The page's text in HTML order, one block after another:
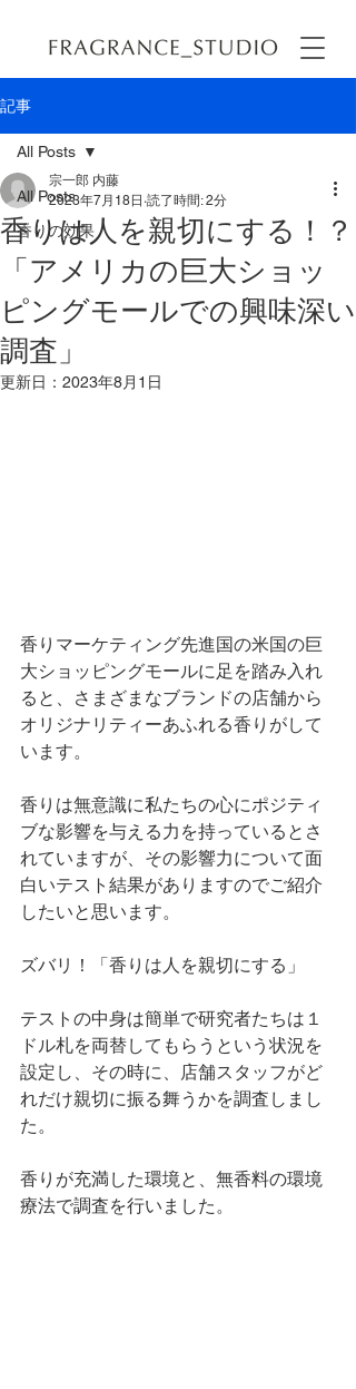
記事
All Posts
香りの効果
All Posts
香りは人を親切にする！？
「アメリカの巨大ショッ
ピングモールでの興味深い
調査」
宗一郎 内藤
2023年7月18日 読了時間: 2分
更新日： 2023年8月1日
香りマーケティング先進国の米国の巨
大ショッピングモールに足を踏み入れ
ると、さまざまなブランドの店舗から
オリジナリティーあふれる香りがして
います。
香りは無意識に私たちの心にポジティ
ブな影響を与える力を持っているとさ
れていますが、その影響力について面
白いテスト結果がありますのでご紹介
したいと思います。
ズバリ！「香りは人を親切にする」
テストの中身は簡単で研究者たちは１
ドル札を両替してもらうという状況を
設定し、その時に、店舗スタッフがど
れだけ親切に振る舞うかを調査しまし
た。
香りが充満した環境と、無香料の環境
療法で調査を行いました。